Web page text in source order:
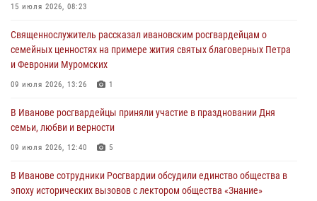
занятие с вопитанниками детского лагеря
27 июля 2026, 12:56
Координационный совет по взаимодействию с частными
Ивановской области
24 июля 2026, 15:25
15 июля 2026, 08:23
Священнослужитель рассказал ивановским росгвардейцам о
семейных ценностях на примере жития святых благоверных Петра
и Февронии Муромских
09 июля 2026, 13:26 1
В Иванове росгвардейцы приняли участие в праздновании Дня
семьи, любви и верности
09 июля 2026, 12:40 5
В Иванове сотрудники Росгвардии обсудили единство общества в
эпоху исторических вызовов с лектором общества «Знание»